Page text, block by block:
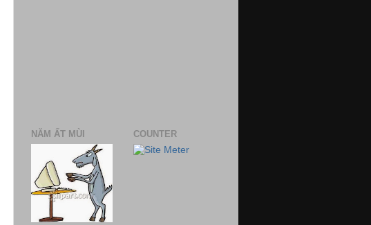
NĂM ẤT MÙI COUNTER